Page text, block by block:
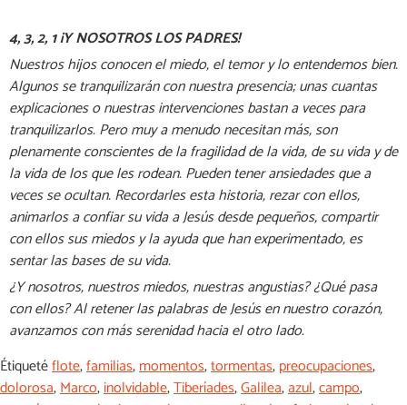
4, 3, 2, 1 ¡Y NOSOTROS LOS PADRES!
Nuestros hijos conocen el miedo, el temor y lo entendemos bien.
Algunos se tranquilizarán con nuestra presencia; unas cuantas
explicaciones o nuestras intervenciones bastan a veces para
tranquilizarlos. Pero muy a menudo necesitan más, son
plenamente conscientes de la fragilidad de la vida, de su vida y de
la vida de los que les rodean. Pueden tener ansiedades que a
veces se ocultan. Recordarles esta historia, rezar con ellos,
animarlos a confiar su vida a Jesús desde pequeños, compartir
con ellos sus miedos y la ayuda que han experimentado, es
sentar las bases de su vida.
¿Y nosotros, nuestros miedos, nuestras angustias? ¿Qué pasa
con ellos? Al retener las palabras de Jesús en nuestro corazón,
avanzamos con más serenidad hacia el otro lado.
Étiquetéflote,familias,momentos,tormentas,preocupaciones,
dolorosa,Marco,inolvidable,Tiberíades,Galilea,azul,campo,